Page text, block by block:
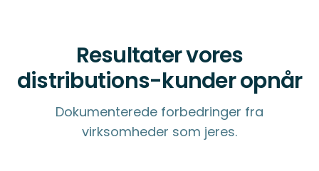
Resultater vores
distributions-kunder opnår
Dokumenterede forbedringer fra
virksomheder som jeres.